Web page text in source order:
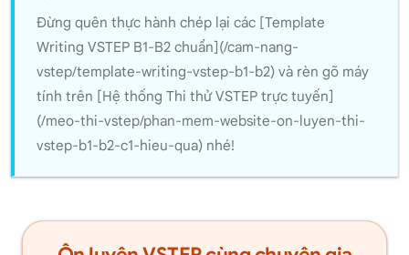
Đừng quên thực hành chép lại các [Template
Writing VSTEP B1-B2 chuẩn](/cam-nang-
vstep/template-writing-vstep-b1-b2) và rèn gõ máy
tính trên [Hệ thống Thi thử VSTEP trực tuyến]
(/meo-thi-vstep/phan-mem-website-on-luyen-thi-
vstep-b1-b2-c1-hieu-qua) nhé!